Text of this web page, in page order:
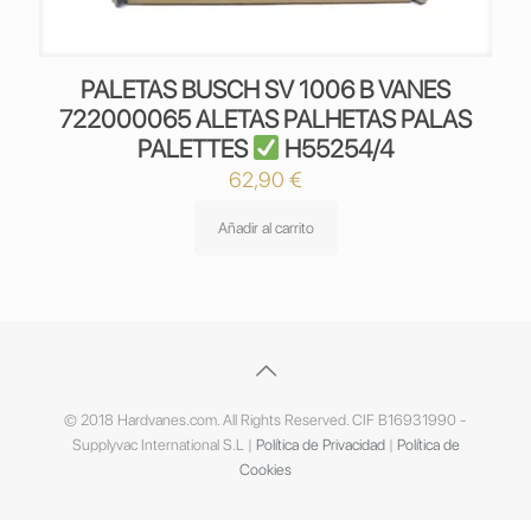
PALETAS BUSCH SV 1006 B VANES
722000065 ALETAS PALHETAS PALAS
PALETTES
H55254/4
62,90 €
Añadir al carrito
© 2018 Hardvanes.com. All Rights Reserved. CIF B16931990 -
Supplyvac International S.L | Política de Privacidad| Política de
Cookies